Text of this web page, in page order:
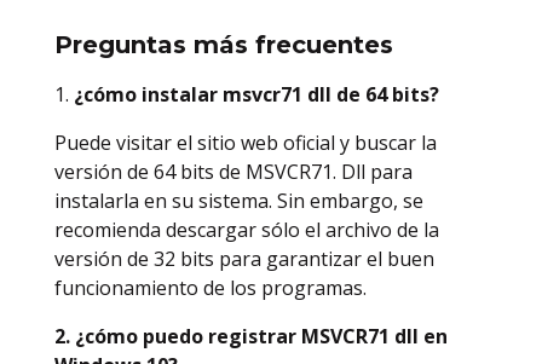
Preguntas más frecuentes
1. ¿cómo instalar msvcr71 dll de 64 bits?
Puede visitar el sitio web oficial y buscar la
versión de 64 bits de MSVCR71. Dll para
instalarla en su sistema. Sin embargo, se
recomienda descargar sólo el archivo de la
versión de 32 bits para garantizar el buen
funcionamiento de los programas.
2. ¿cómo puedo registrar MSVCR71 dll en